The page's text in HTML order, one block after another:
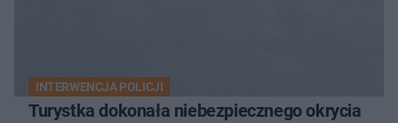
INTERWENCJA POLICJI
Turystka dokonała niebezpiecznego okrycia